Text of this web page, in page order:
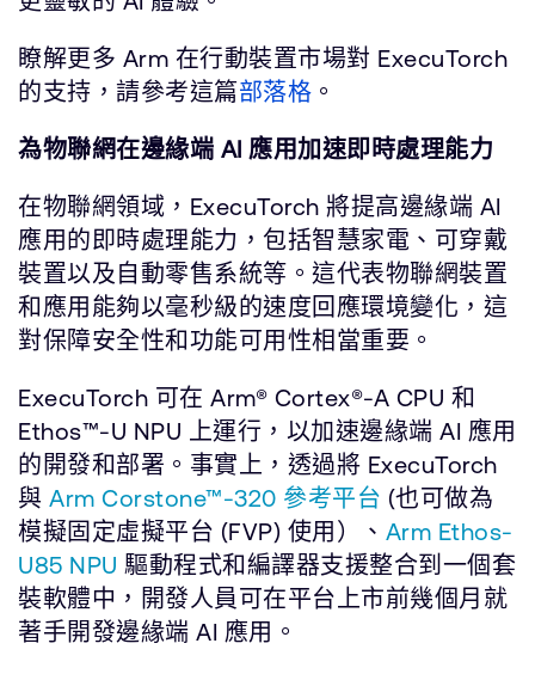
瞭解更多 Arm 在行動裝置市場對 ExecuTorch
的支持，請參考這篇部落格 。
為物聯網在邊緣端 AI 應用加速即時處理能力
在物聯網領域，ExecuTorch 將提高邊緣端 AI
應用的即時處理能力，包括智慧家電、可穿戴
裝置以及自動零售系統等。這代表物聯網裝置
和應用能夠以毫秒級的速度回應環境變化，這
對保障安全性和功能可用性相當重要。
ExecuTorch 可在 Arm® Cortex®-A CPU 和
Ethos™-U NPU 上運行，以加速邊緣端 AI 應用
的開發和部署。事實上，透過將 ExecuTorch
與 Arm Corstone™-320 參考平台 (也可做為
模擬固定虛擬平台 (FVP) 使用）、 Arm Ethos-
U85 NPU 驅動程式和編譯器支援整合到一個套
裝軟體中，開發人員可在平台上市前幾個月就
著手開發邊緣端 AI 應用。